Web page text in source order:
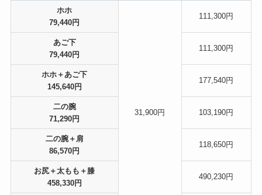
ホホ
79,440円
31,900円
111,300円
あご下
79,440円
111,300円
ホホ＋あご下
145,640円
177,540円
二の腕
71,290円
103,190円
二の腕＋肩
86,570円
118,650円
お尻＋太もも＋膝
458,330円
490,230円